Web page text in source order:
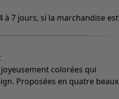
à 7 jours, si la marchandise est
colorées qui
Proposées en quatre beaux